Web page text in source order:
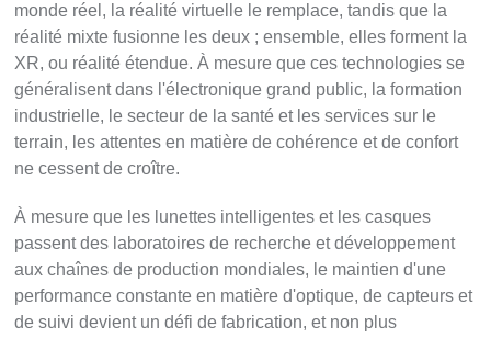
monde réel, la réalité virtuelle le remplace, tandis que la
réalité mixte fusionne les deux ; ensemble, elles forment la
XR, ou réalité étendue. À mesure que ces technologies se
généralisent dans l'électronique grand public, la formation
industrielle, le secteur de la santé et les services sur le
terrain, les attentes en matière de cohérence et de confort
ne cessent de croître.
À mesure que les lunettes intelligentes et les casques
passent des laboratoires de recherche et développement
aux chaînes de production mondiales, le maintien d'une
performance constante en matière d'optique, de capteurs et
de suivi devient un défi de fabrication, et non plus